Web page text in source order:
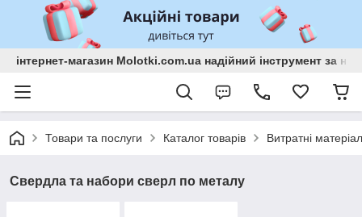
інтернет-магазин Molotki.com.ua надійний інструмент за
Товари та послуги Каталог товарів Витратні
Свердла та набори сверл по металу